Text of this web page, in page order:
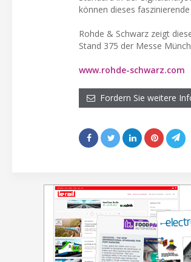
können dieses
Rohde & Schwarz zeigt
Stand 375 der Messe
www.rohde-schwarz.com
Fordern Sie weitere